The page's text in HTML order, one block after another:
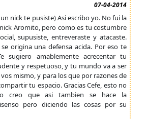
07-04-2014
nick te pusiste) Asi escribo yo. No fui la
Aromito, pero como es tu costumbre
supusiste, entreveraste y atacaste.
origina una defensa acida. Por eso te
sugiero amablemente acrecentar tu
y respetuoso, y tu mundo va a ser
mismo, y para los que por razones de
tu espacio. Gracias Cefe, esto no
creo que asi tambien se hace la
pero diciendo las cosas por su